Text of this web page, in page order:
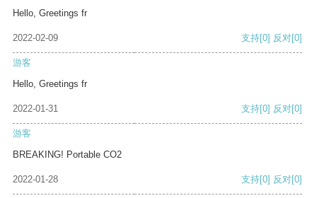
Hello, Greetings fr
2022-02-09 支持[0] 反对[0]
游客
Hello, Greetings fr
2022-01-31 支持[0] 反对[0]
游客
BREAKING! Portable CO2
2022-01-28 支持[0] 反对[0]